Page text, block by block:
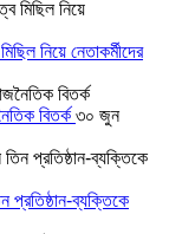
নিয়ে নেতাকর্মীদের
বিতর্ক ৩০ জুন
ব্যক্তিকে